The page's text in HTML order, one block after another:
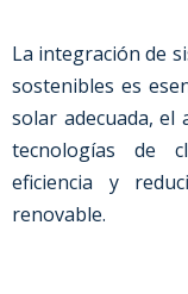
La integración de
sostenibles es
solar adecuada, el
tecnologías de
eficiencia y
renovable.